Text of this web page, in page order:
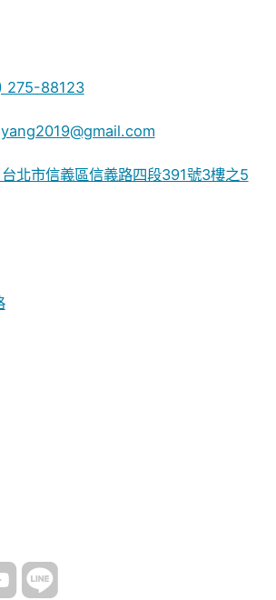
275-88123
北市信義區信義路四段391號3樓之5